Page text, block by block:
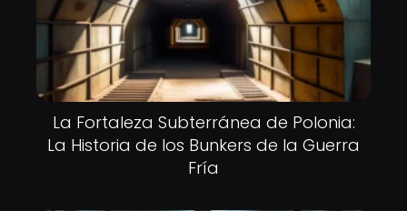
La Fortaleza Subterránea de Polonia:
La Historia de los Bunkers de la Guerra
Fría